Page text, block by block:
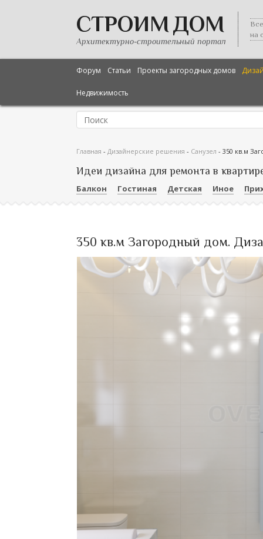
СТРОИМ ДОМ
Архитектурно-строительный портал
на
Форум Статьи Проекты загородных домов
Недвижимость
Главная - Дизайнерские решения - Санузел - 350 кв.м
Идеи дизайна для ремонта в
Балкон Гостиная Детская Иное
350 кв.м Загородный дом.